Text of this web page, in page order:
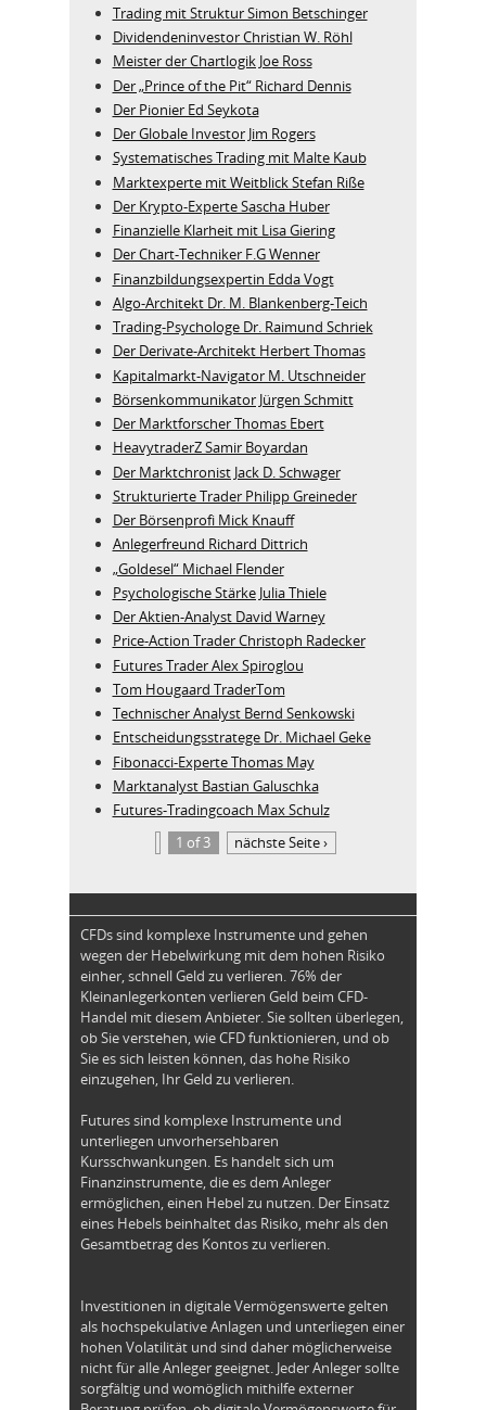
Trading mit Struktur Simon Betschinger
Dividendeninvestor Christian W. Röhl
Meister der Chartlogik Joe Ross
Der „Prince of the Pit“ Richard Dennis
Der Pionier Ed Seykota
Der Globale Investor Jim Rogers
Systematisches Trading mit Malte Kaub
Marktexperte mit Weitblick Stefan Riße
Der Krypto-Experte Sascha Huber
Finanzielle Klarheit mit Lisa Giering
Der Chart-Techniker F.G Wenner
Finanzbildungsexpertin Edda Vogt
Algo‑Architekt Dr. M. Blankenberg‑Teich
Trading-Psychologe Dr. Raimund Schriek
Der Derivate‑Architekt Herbert Thomas
Kapitalmarkt-Navigator M. Utschneider
Börsenkommunikator Jürgen Schmitt
Der Marktforscher Thomas Ebert
HeavytraderZ Samir Boyardan
Der Marktchronist Jack D. Schwager
Strukturierte Trader Philipp Greineder
Der Börsenprofi Mick Knauff
Anlegerfreund Richard Dittrich
„Goldesel“ Michael Flender
Psychologische Stärke Julia Thiele
Der Aktien-Analyst David Warney
Price-Action Trader Christoph Radecker
Futures Trader Alex Spiroglou
Tom Hougaard TraderTom
Technischer Analyst Bernd Senkowski
Entscheidungsstratege Dr. Michael Geke
Fibonacci-Experte Thomas May
Marktanalyst Bastian Galuschka
Futures-Tradingcoach Max Schulz
1 of 3
nächste Seite ›
CFDs sind komplexe Instrumente und gehen
wegen der Hebelwirkung mit dem hohen Risiko
einher, schnell Geld zu verlieren. 76% der
Kleinanlegerkonten verlieren Geld beim CFD-
Handel mit diesem Anbieter. Sie sollten überlegen,
ob Sie verstehen, wie CFD funktionieren, und ob
Sie es sich leisten können, das hohe Risiko
einzugehen, Ihr Geld zu verlieren.
Futures sind komplexe Instrumente und
unterliegen unvorhersehbaren
Kursschwankungen. Es handelt sich um
Finanzinstrumente, die es dem Anleger
ermöglichen, einen Hebel zu nutzen. Der Einsatz
eines Hebels beinhaltet das Risiko, mehr als den
Gesamtbetrag des Kontos zu verlieren.
Investitionen in digitale Vermögenswerte gelten
als hochspekulative Anlagen und unterliegen einer
hohen Volatilität und sind daher möglicherweise
nicht für alle Anleger geeignet. Jeder Anleger sollte
sorgfältig und womöglich mithilfe externer